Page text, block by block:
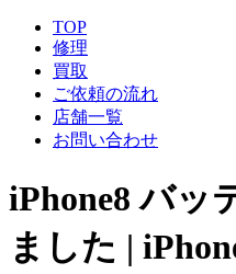
TOP
修理
買取
ご依頼の流れ
店舗一覧
お問い合わせ
iPhone8 バッ
ました |